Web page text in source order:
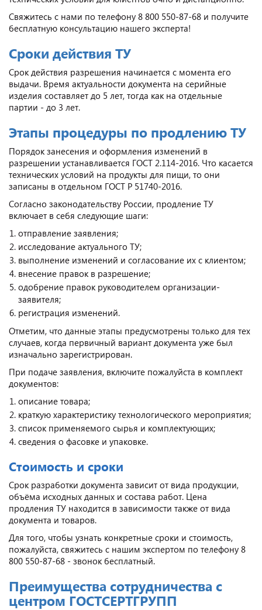
Свяжитесь с нами по телефону 8 800 550-87-68 и получите
бесплатную консультацию нашего эксперта!
Сроки действия ТУ
Срок действия разрешения начинается с момента его
выдачи. Время актуальности документа на серийные
изделия составляет до 5 лет, тогда как на отдельные
партии - до 3 лет.
Этапы процедуры по продлению ТУ
Порядок занесения и оформления изменений в
разрешении устанавливается ГОСТ 2.114-2016. Что касается
технических условий на продукты для пищи, то они
записаны в отдельном ГОСТ Р 51740-2016.
Согласно законодательству России, продление ТУ
включает в себя следующие шаги:
отправление заявления;
исследование актуального ТУ;
выполнение изменений и согласование их с клиентом;
внесение правок в разрешение;
одобрение правок руководителем организации-
заявителя;
регистрация изменений.
Отметим, что данные этапы предусмотрены только для тех
случаев, когда первичный вариант документа уже был
изначально зарегистрирован.
При подаче заявления, включите пожалуйста в комплект
документов:
описание товара;
краткую характеристику технологического мероприятия;
список применяемого сырья и комплектующих;
сведения о фасовке и упаковке.
Стоимость и сроки
Срок разработки документа зависит от вида продукции,
объёма исходных данных и состава работ. Цена
продления ТУ находится в зависимости также от вида
документа и товаров.
Для того, чтобы узнать конкретные сроки и стоимость,
пожалуйста, свяжитесь с нашим экспертом по телефону 8
800 550-87-68 - звонок бесплатный.
Преимущества сотрудничества с
центром ГОСТСЕРТГРУПП